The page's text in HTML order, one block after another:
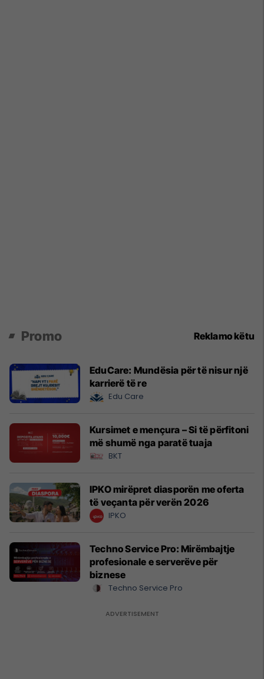
Promo Reklamo këtu
EduCare: Mundësia për të nisur një
karrierë të re
Edu Care
Kursimet e mençura – Si të përfitoni
më shumë nga paratë tuaja
BKT
IPKO mirëpret diasporën me oferta
të veçanta për verën 2026
IPKO
Techno Service Pro: Mirëmbajtje
profesionale e serverëve për
biznese
Techno Service Pro